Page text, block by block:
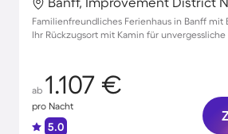
Familienfreundliches Ferienhaus in Banff mit
Ihr Rückzugsort mit Kamin für
ab 1.107 €
pro Nacht
5.0